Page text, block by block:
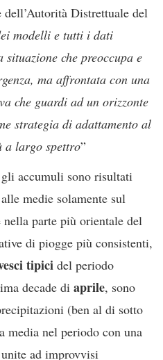
dell’Autorità Distrettuale del
modelli e tutti i dati
che preoccupa e
ma affrontata con una
che guardi ad un orizzonte
strategia di adattamento al
a largo spettro”
accumuli sono risultati
medie solamente sul
nella parte più orientale del
di piogge più consistenti,
tipici del periodo
decade di aprile, sono
(ben al di sotto
media nel periodo con una
ad improvvisi